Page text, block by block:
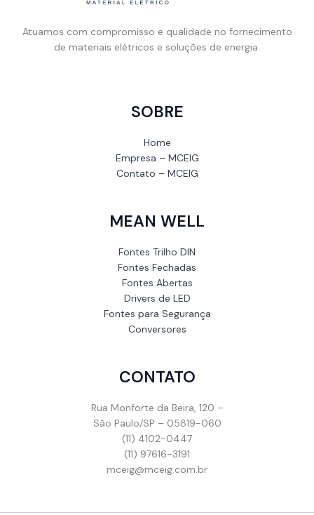
Atuamos com compromisso e qualidade no fornecimento
de materiais elétricos e soluções de energia.
SOBRE
Home
Empresa – MCEIG
Contato – MCEIG
MEAN WELL
Fontes Trilho DIN
Fontes Fechadas
Fontes Abertas
Drivers de LED
Fontes para Segurança
Conversores
CONTATO
Rua Monforte da Beira, 120 –
São Paulo/SP – 05819-060
(11) 4102-0447
(11) 97616-3191
mceig@mceig.com.br